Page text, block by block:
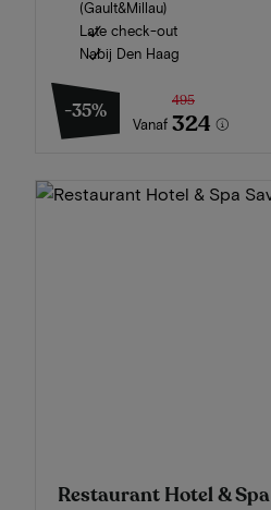
(Gault&Millau)
Late check-out
Nabij Den Haag
-35%
Vanaf
495
324
Restaurant Hotel & Spa